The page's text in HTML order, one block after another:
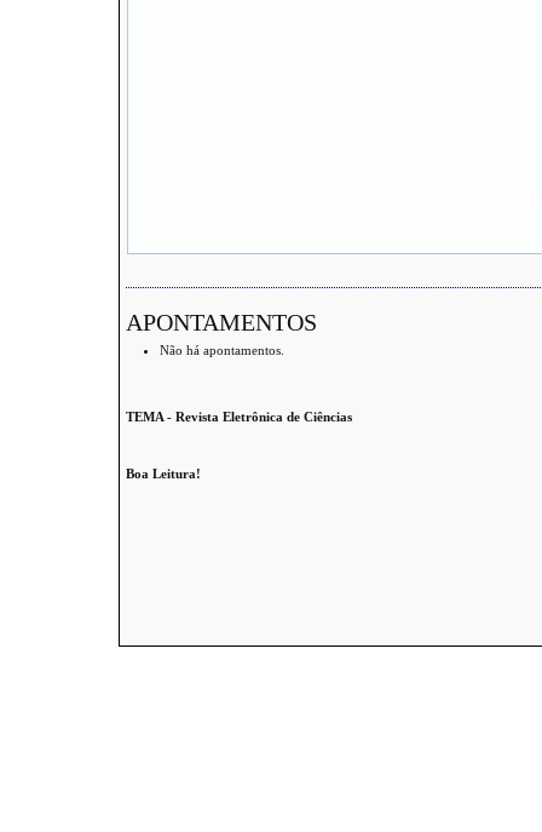
APONTAMENTOS
Não há apontamentos.
TEMA - Revista Eletrônica de Ciências
Boa Leitura!